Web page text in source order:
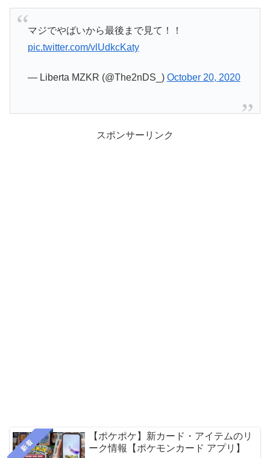
マジでやばいから最後まで見て！！
pic.twitter.com/vlUdkcKaty
— Liberta MZKR (@The2nDS_) October 20, 2020
スポンサーリンク
新着
【ポケポケ】新カード・アイテムのリ
ーク情報【ポケモンカード アプリ】